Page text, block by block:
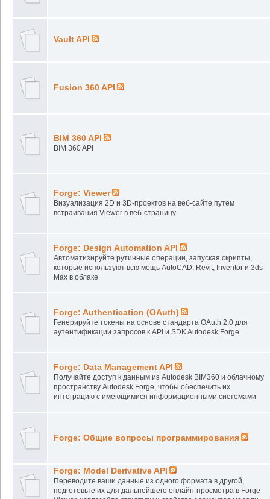
Vault API
Fusion 360 API
BIM 360 API
BIM 360 API
Forge: Viewer
Визуализация 2D и 3D-проектов на веб-сайте путем
встраивания Viewer в веб-страницу.
Forge: Design Automation API
Автоматизируйте рутинные операции, запуская скрипты,
которые используют всю мощь AutoCAD, Revit, Inventor и 3ds
Max в облаке
Forge: Authentication (OAuth)
Генерируйте токены на основе стандарта OAuth 2.0 для
аутентификации запросов к API и SDK Autodesk Forge.
Forge: Data Management API
Получайте доступ к данным из Autodesk BIM360 и облачному
пространству Autodesk Forge, чтобы обеспечить их
интеграцию с имеющимися информационными системами
Forge: Общие вопросы программирования
Forge: Model Derivative API
Переводите ваши данные из одного формата в другой,
подготовьте их для дальнейшего онлайн-просмотра в Forge